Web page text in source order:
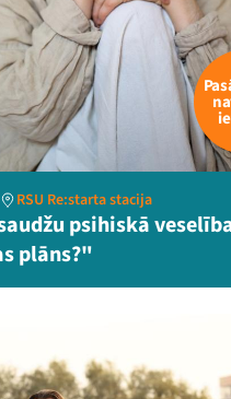
RSU Re:starta stacija
psihiskā
plāns?"